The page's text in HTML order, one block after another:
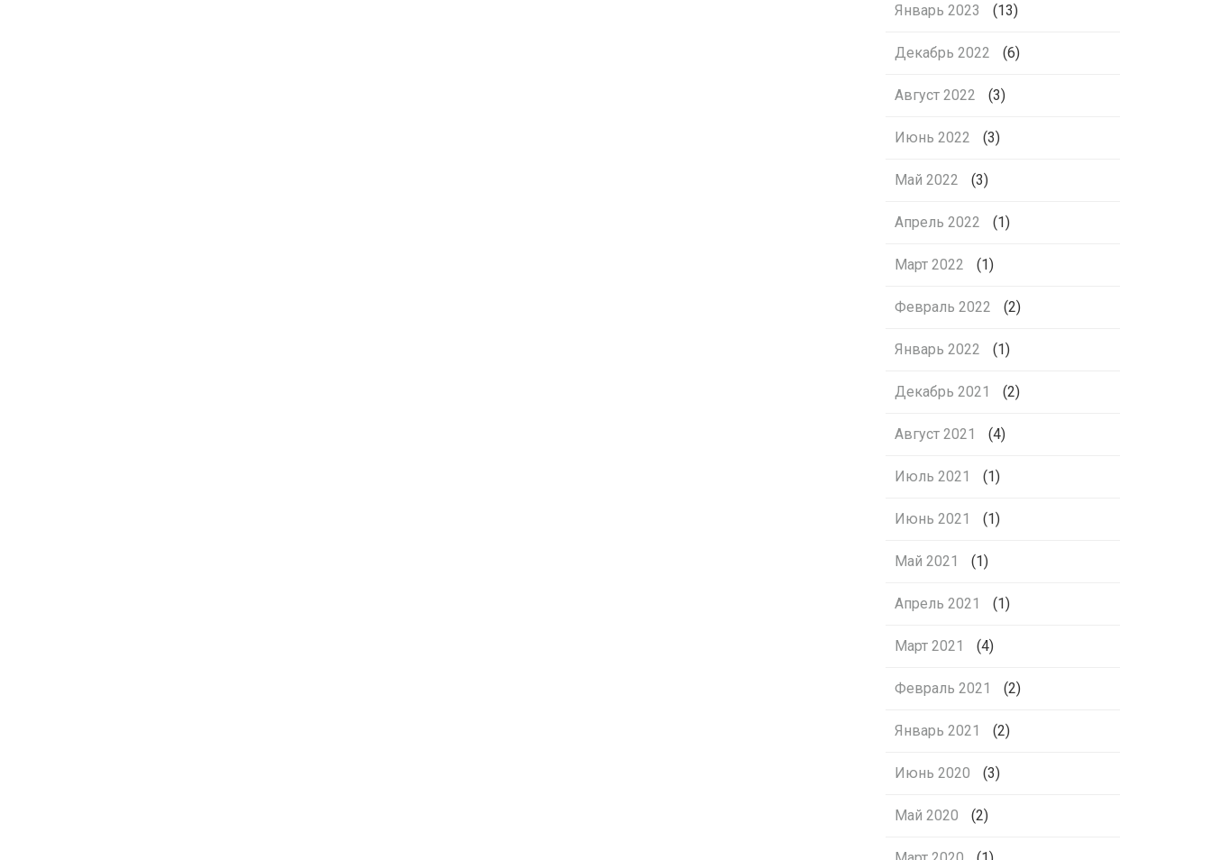
Январь 2023 (13)
Декабрь 2022 (6)
Август 2022 (3)
Июнь 2022 (3)
Май 2022 (3)
Апрель 2022 (1)
Март 2022 (1)
Февраль 2022 (2)
Январь 2022 (1)
Декабрь 2021 (2)
Август 2021 (4)
Июль 2021 (1)
Июнь 2021 (1)
Май 2021 (1)
Апрель 2021 (1)
Март 2021 (4)
Февраль 2021 (2)
Январь 2021 (2)
Июнь 2020 (3)
Май 2020 (2)